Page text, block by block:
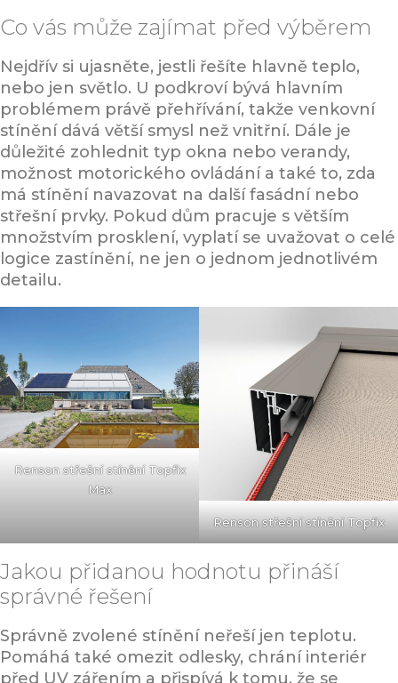
Co vás může zajímat před výběrem
Nejdřív si ujasněte, jestli řešíte hlavně teplo,
nebo jen světlo. U podkroví bývá hlavním
problémem právě přehřívání, takže venkovní
stínění dává větší smysl než vnitřní. Dále je
důležité zohlednit typ okna nebo verandy,
možnost motorického ovládání a také to, zda
má stínění navazovat na další fasádní nebo
střešní prvky. Pokud dům pracuje s větším
množstvím prosklení, vyplatí se uvažovat o celé
logice zastínění, ne jen o jednom jednotlivém
detailu.
Renson střešní stínění Topfix
Max
Renson střešní stínění Topfix
Jakou přidanou hodnotu přináší
správné řešení
Správně zvolené stínění neřeší jen teplotu.
Pomáhá také omezit odlesky, chrání interiér
před UV zářením a přispívá k tomu, že se